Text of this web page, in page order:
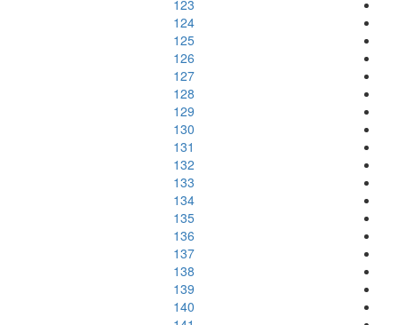
123
124
125
126
127
128
129
130
131
132
133
134
135
136
137
138
139
140